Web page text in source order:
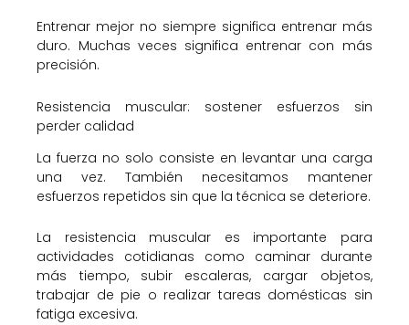
Entrenar mejor no siempre significa entrenar más
duro. Muchas veces significa entrenar con más
precisión.
Resistencia muscular: sostener esfuerzos sin
perder calidad
La fuerza no solo consiste en levantar una carga
una vez. También necesitamos mantener
esfuerzos repetidos sin que la técnica se deteriore.
La resistencia muscular es importante para
actividades cotidianas como caminar durante
más tiempo, subir escaleras, cargar objetos,
trabajar de pie o realizar tareas domésticas sin
fatiga excesiva.